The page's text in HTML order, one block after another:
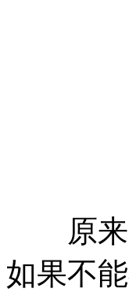
原来，
如果不